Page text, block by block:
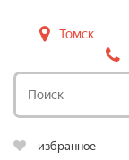
Томск
избранное